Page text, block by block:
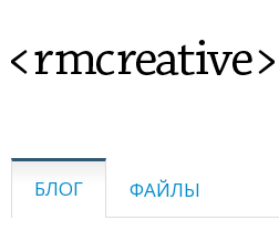
<rmcreative>
БЛОГ ФАЙЛЫ